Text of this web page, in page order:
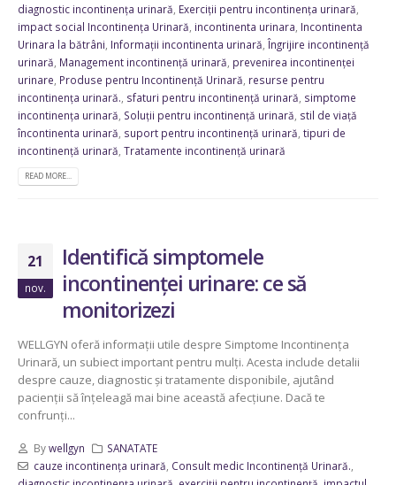
diagnostic incontinența urinară, Exerciții pentru incontinența urinară,
impact social Incontinența Urinară, incontinenta urinara, Incontinenta
Urinara la bătrâni, Informații incontinenta urinară,Îngrijire incontinență
urinară, Management incontinență urinară, prevenirea incontinenței
urinare, Produse pentru Incontinență Urinară, resurse pentru
incontinența urinară., sfaturi pentru incontinență urinară, simptome
incontinența urinară, Soluții pentru incontinență urinară, stil de viață
încontinenta urinară, suport pentru incontinență urinară, tipuri de
incontinență urinară, Tratamente incontinență urinară
READ MORE...
21
nov.
Identifică simptomele
incontinenței urinare: ce să
monitorizezi
WELLGYN oferă informații utile despre Simptome Incontinența
Urinară, un subiect important pentru mulți. Acesta include detalii
despre cauze, diagnostic și tratamente disponibile, ajutând
pacienții să înțeleagă mai bine această afecțiune. Dacă te
confrunți...
Bywellgyn
SANATATE
cauze incontinența urinară Consult medic Incontinență Urinară.